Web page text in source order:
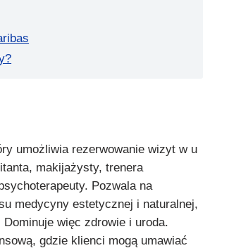
umożliwia rezerwowanie wizyt w u
makijażysty, trenera
Pozwala na
medycyny estetycznej i naturalnej,
więc zdrowie i uroda.
gdzie klienci mogą umawiać